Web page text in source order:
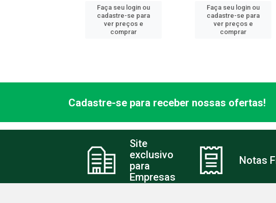
Faça seu login ou
cadastre-se para
ver preços e
comprar
Faça seu login ou
cadastre-se para
ver preços e
comprar
Cadastre-se para receber nossas ofertas!
Site
exclusivo
para
Empresas
Notas